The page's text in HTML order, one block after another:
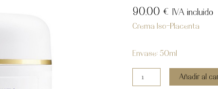
90.00 € IVA incluido
Crema Iso-Placenta
Envase: 50ml
Añadir al